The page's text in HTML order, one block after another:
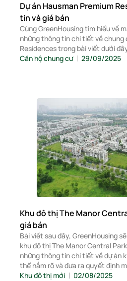
Dự án Hausman Premium
tin và giá bán
Cùng GreenHousing tìm hiểu về
những thông tin chi tiết về chung
Residences trong bài viết dưới
Căn hộ chung cư
29/09/2025
Khu đô thị The Manor
giá bán
Bài viết sau đây, GreenHousing
khu đô thị The Manor Central
những thông tin chi tiết về dự án
thể nắm rõ và đưa ra quyết định
Khu đô thị mới
02/08/2025